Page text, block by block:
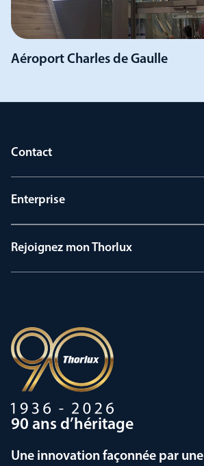
Aéroport Charles de Gaulle
Contact
Enterprise
Rejoignez mon Thorlux
90 ans d’héritage
Une innovation façonnée par une